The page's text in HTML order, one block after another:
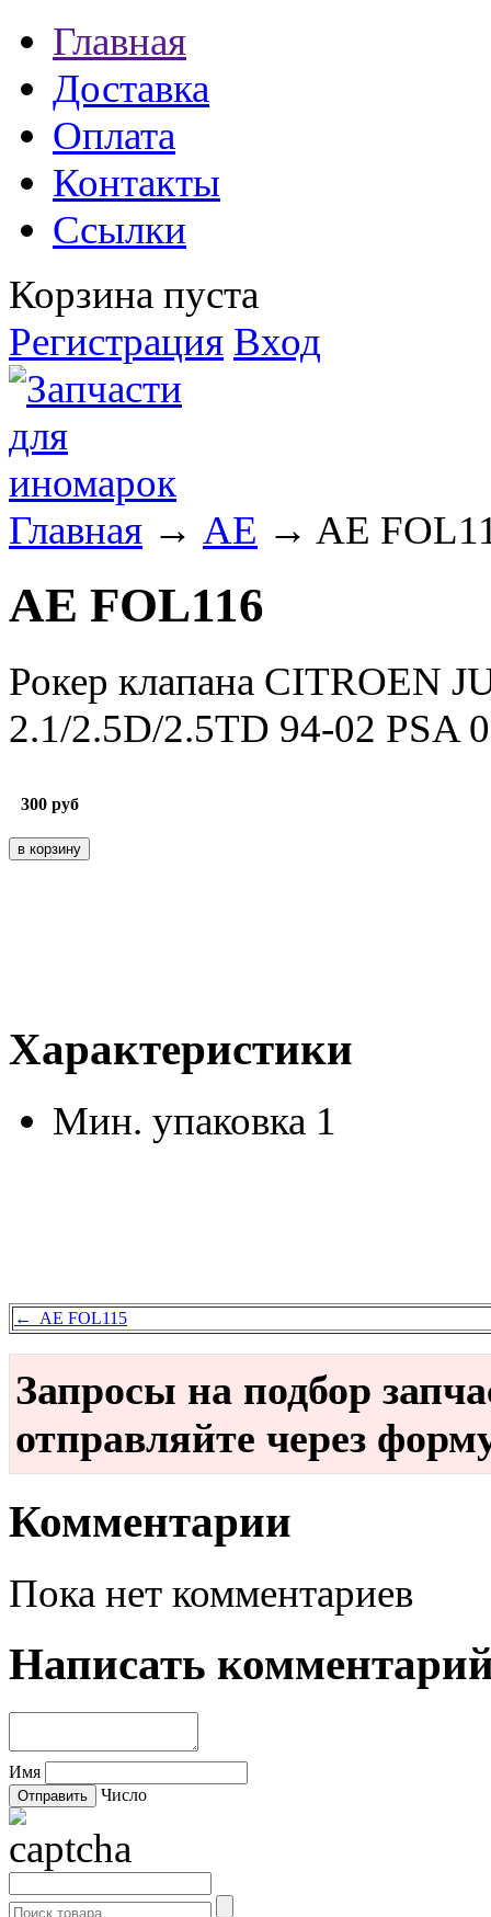
Главная
Доставка
Оплата
Контакты
Ссылки
Корзина пуста
Регистрация Вход
Главная → AE → AE
AE FOL116
Рокер клапана CITROEN
2.1/2.5D/2.5TD 94-02 PSA
300 руб
Характеристики
Мин. упаковка 1
← AE FOL115
Запросы на подбор
отправляйте через
Комментарии
Пока нет комментариев
Написать
Имя
Число